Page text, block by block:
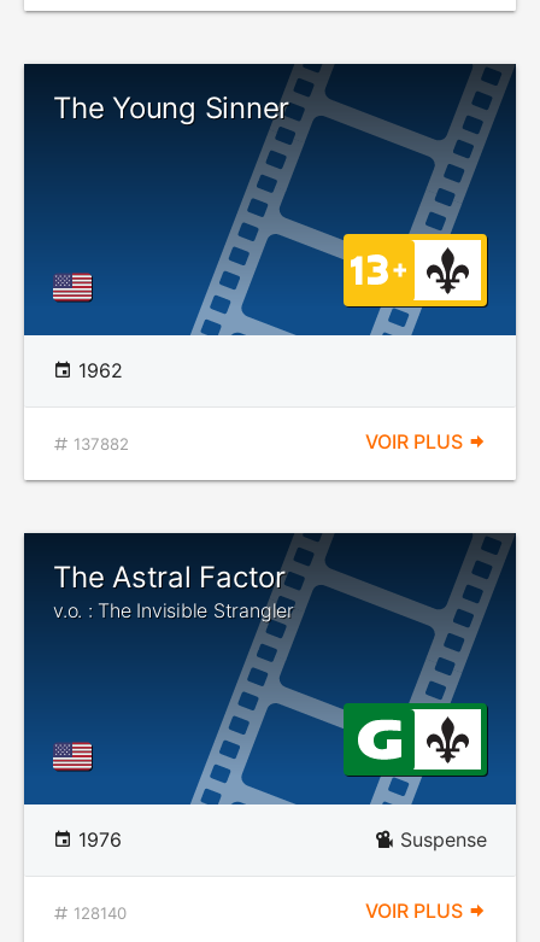
The Young Sinner
1962
137882 VOIR PLUS
The Astral Factor
v.o. : The Invisible Strangler
1976 Suspense
128140 VOIR PLUS